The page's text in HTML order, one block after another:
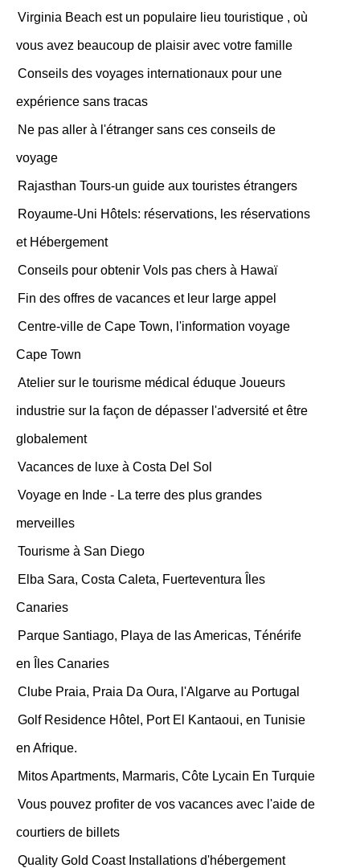
Virginia Beach est un populaire lieu touristique , où
vous avez beaucoup de plaisir avec votre famille
Conseils des voyages internationaux pour une
expérience sans tracas
Ne pas aller à l'étranger sans ces conseils de
voyage
Rajasthan Tours-un guide aux touristes étrangers
Royaume-Uni Hôtels: réservations, les réservations
et Hébergement
Conseils pour obtenir Vols pas chers à Hawaï
Fin des offres de vacances et leur large appel
Centre-ville de Cape Town, l'information voyage
Cape Town
Atelier sur le tourisme médical éduque Joueurs
industrie sur la façon de dépasser l'adversité et être
globalement
Vacances de luxe à Costa Del Sol
Voyage en Inde - La terre des plus grandes
merveilles
Tourisme à San Diego
Elba Sara, Costa Caleta, Fuerteventura Îles
Canaries
Parque Santiago, Playa de las Americas, Ténérife
en Îles Canaries
Clube Praia, Praia Da Oura, l'Algarve au Portugal
Golf Residence Hôtel, Port El Kantaoui, en Tunisie
en Afrique.
Mitos Apartments, Marmaris, Côte Lycain En Turquie
Vous pouvez profiter de vos vacances avec l'aide de
courtiers de billets
Quality Gold Coast Installations d'hébergement